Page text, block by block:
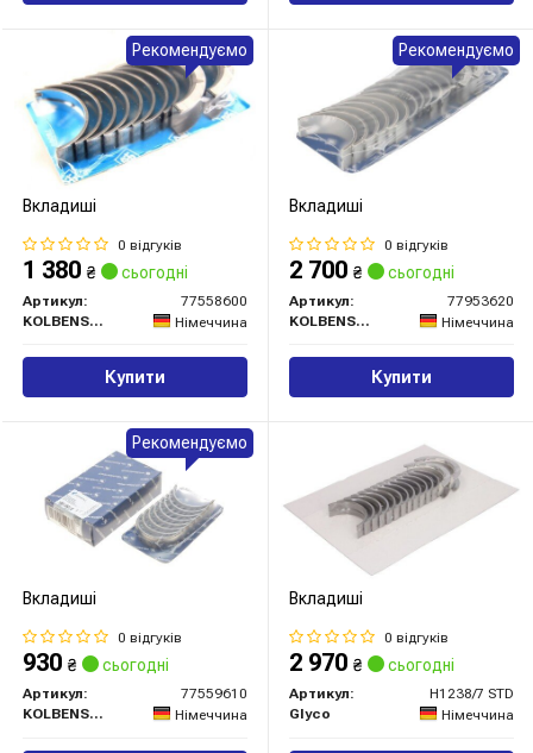
Вкладиші
0 відгуків
1 380 ₴ сьогодні
Артикул:
77558600
KOLBENSCHMIDT
Німеччина
Купити
Рекомендуємо
Вкладиші
0 відгуків
2 700 ₴ сьогодні
Артикул:
77953620
KOLBENSCHMIDT
Німеччина
Купити
Рекомендуємо
Вкладиші
0 відгуків
930 ₴ сьогодні
Артикул:
77559610
KOLBENSCHMIDT
Німеччина
Рекомендуємо
Вкладиші
0 відгуків
2 970 ₴ сьогодні
Артикул:
H1238/7 STD
Glyco
Німеччина